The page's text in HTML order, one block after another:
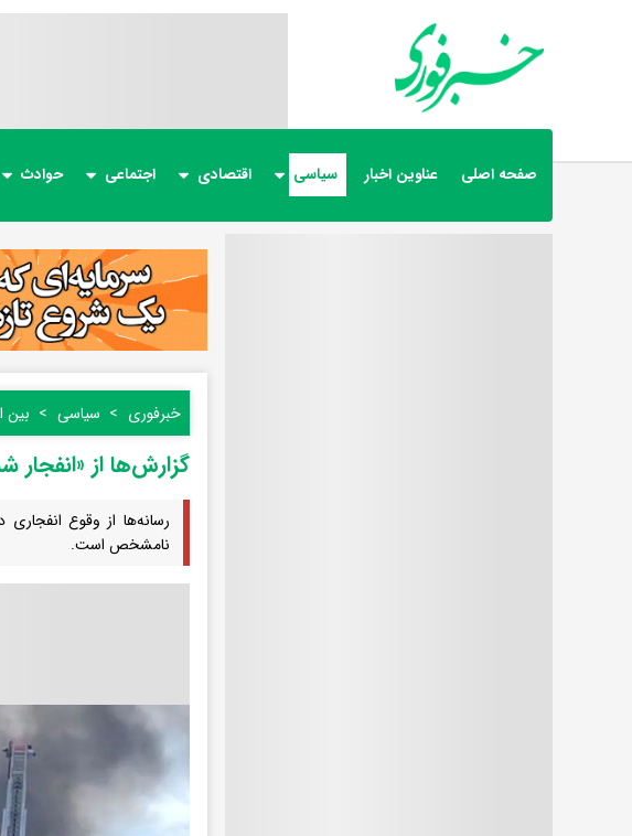
صفحه اصلی عناوین اخبار سیاسی اقتصادی اجتماعی حوادث
خبرفوری سیاسی بین
گزارش‌ها از «انفجار
رسانه‌ها از وقوع
نامشخص است.